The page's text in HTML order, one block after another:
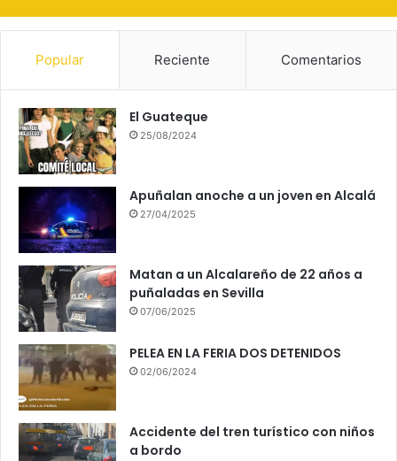
Popular Reciente Comentarios
El Guateque
25/08/2024
Apuñalan anoche a un joven en Alcalá
27/04/2025
Matan a un Alcalareño de 22 años a
puñaladas en Sevilla
07/06/2025
PELEA EN LA FERIA DOS DETENIDOS
02/06/2024
Accidente del tren turístico con niños
a bordo